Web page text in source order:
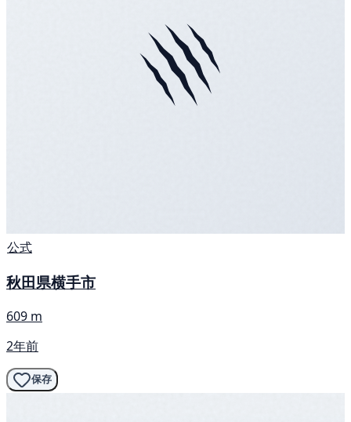
公式
秋田県横手市
609 m
2年前
保存